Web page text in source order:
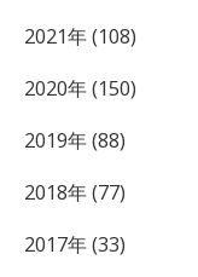
2021年 (108)
2020年 (150)
2019年 (88)
2018年 (77)
2017年 (33)